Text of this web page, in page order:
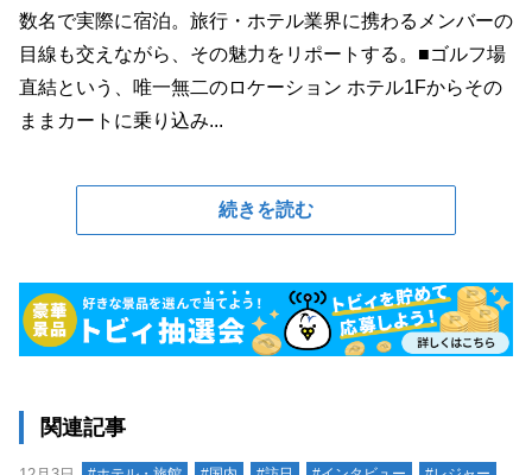
数名で実際に宿泊。旅行・ホテル業界に携わるメンバーの
目線も交えながら、その魅力をリポートする。■ゴルフ場
直結という、唯一無二のロケーション ホテル1Fからその
ままカートに乗り込み...
続きを読む
関連記事